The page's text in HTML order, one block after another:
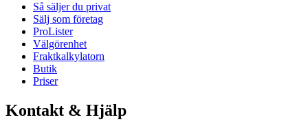
Så säljer du privat
Sälj som företag
ProLister
Välgörenhet
Fraktkalkylatorn
Butik
Priser
Kontakt & Hjälp